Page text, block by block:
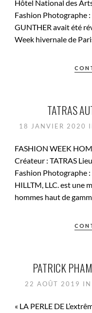
Hôtel National des
Fashion Photographe
GUNTHER avait été
Week hivernale de
TATRAS
18 JANVIER 2020
FASHION WEEK
Créateur : TATRAS
Fashion Photographe
HILLTM, LLC. est une
hommes haut de
PATRICK
22 AOÛT 2019 IN
« LA PERLE DE